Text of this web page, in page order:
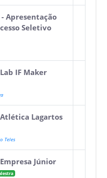
- Apresentação
Seletivo
IF Maker
Lagartos
Teles
Júnior